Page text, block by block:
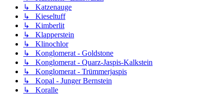
↳ Katzenauge
↳ Kieseltuff
↳ Kimberlit
↳ Klapperstein
↳ Klinochlor
↳ Konglomerat - Goldstone
↳ Konglomerat - Quarz-Jaspis-Kalkstein
↳ Konglomerat - Trümmerjaspis
↳ Kopal - Junger Bernstein
↳ Koralle